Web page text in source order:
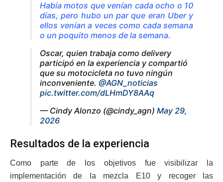
Había motos que venían cada ocho o 10
días, pero hubo un par que eran Uber y
ellos venían a veces como cada semana
o un poquito menos de la semana.
Oscar, quien trabaja como delivery
participó en la experiencia y compartió
que su motocicleta no tuvo ningún
inconveniente. @AGN_noticias
pic.twitter.com/dLHmDY8AAq
— Cindy Alonzo (@cindy_agn) May 29,
2026
Resultados de la experiencia
Como parte de los objetivos fue visibilizar la
implementación de la mezcla E10 y recoger las